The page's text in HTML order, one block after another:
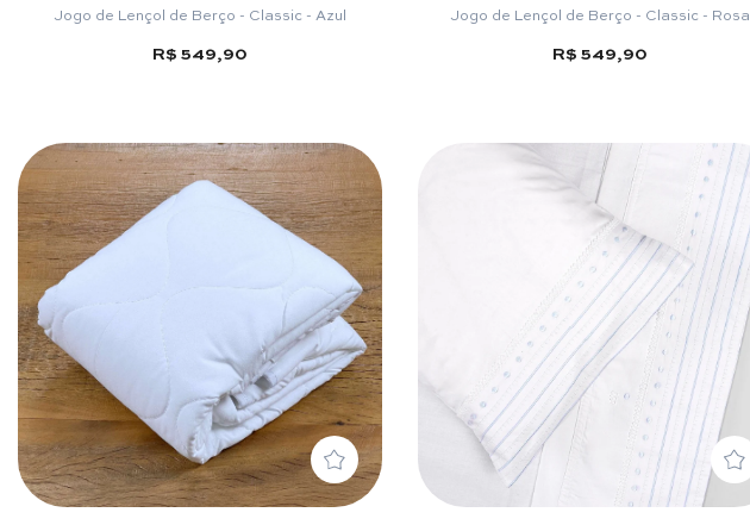
Jogo de Lençol de Berço - Classic - Azul
R$ 549,90
Jogo de Lençol de Berço - Classic - Rosa
R$ 549,90